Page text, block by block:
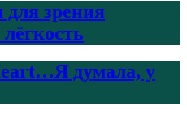
для зрения
думала, у